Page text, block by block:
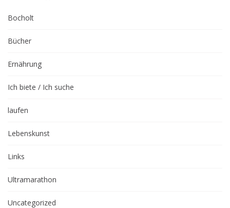
Bocholt
Bücher
Ernährung
Ich biete / Ich suche
laufen
Lebenskunst
Links
Ultramarathon
Uncategorized